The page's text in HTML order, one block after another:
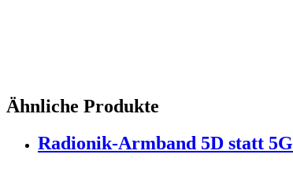
Ähnliche Produkte
Radionik-Armband 5D statt 5G